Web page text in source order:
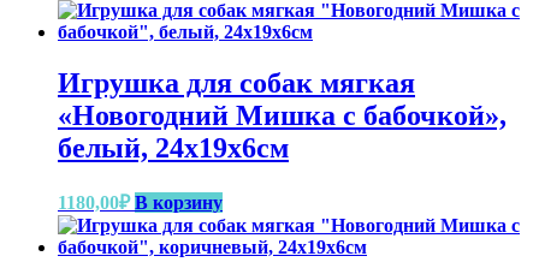
Игрушка для собак мягкая
«Новогодний Мишка с бабочкой»,
белый, 24х19х6см
1180,00₽ В корзину